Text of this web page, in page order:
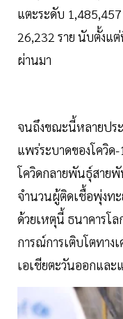
แตะระดับ
26,232 ราย นับตั้งแ
ผ่านมา
จนถึงขณะนี้หลายปร
แพร่ระบาดของโควิด
โควิดกลายพันธุ์สาย
จำนวนผู้ติดเชื้อพุ่งท
ด้วยเหตุนี้ ธนาคารโ
การณ์การเติบโตทาง
เอเชียตะวันออกแล